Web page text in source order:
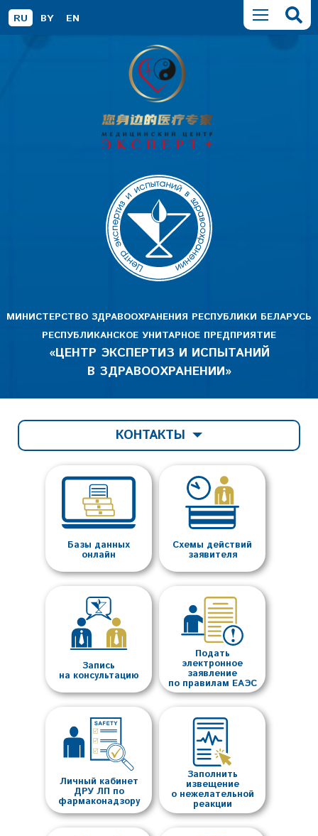
RU BY EN
МИНИСТЕРСТВО ЗДРАВООХРАНЕНИЯ РЕСПУБЛИКИ БЕЛАРУСЬ
РЕСПУБЛИКАНСКОЕ УНИТАРНОЕ ПРЕДПРИЯТИЕ
«ЦЕНТР ЭКСПЕРТИЗ И ИСПЫТАНИЙ
В ЗДРАВООХРАНЕНИИ»
КОНТАКТЫ
Базы данных
онлайн
Схемы действий
заявителя
Запись
на консультацию
Подать
электронное
заявление
по правилам ЕАЭС
Личный кабинет
ДРУ ЛП по
фармаконадзору
Заполнить
извещение
о нежелательной
реакции